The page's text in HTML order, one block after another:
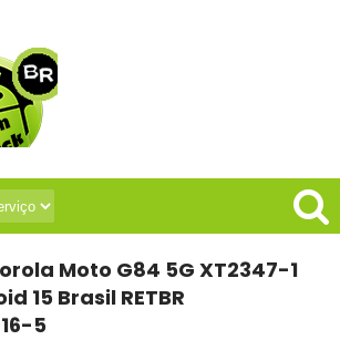
Moto G84 5G XT2347-1
15 Brasil RETBR
5